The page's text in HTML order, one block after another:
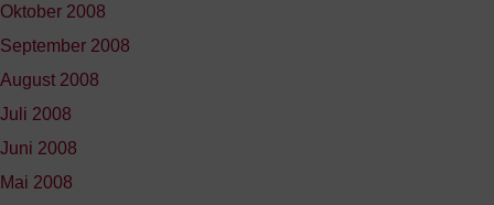
Oktober 2008
September 2008
August 2008
Juli 2008
Juni 2008
Mai 2008